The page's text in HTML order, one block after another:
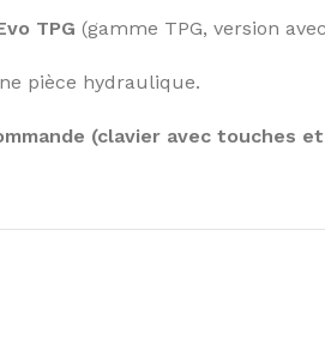
TPG (gamme TPG, version
pièce hydraulique.
(clavier avec touches et